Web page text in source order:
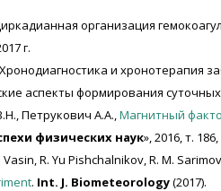
организация
г.
и хронотерапия
аспекты формирования
Петрукович А.А.,Магнитный
физических наук», 2016, т.
Vasin, R. Yu Pishchalnikov, R. M.
. Int. J. Biometeorology(2017).